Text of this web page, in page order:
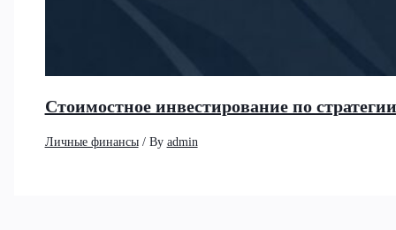
Стоимостное инвестирование по
Личные финансы/ By admin